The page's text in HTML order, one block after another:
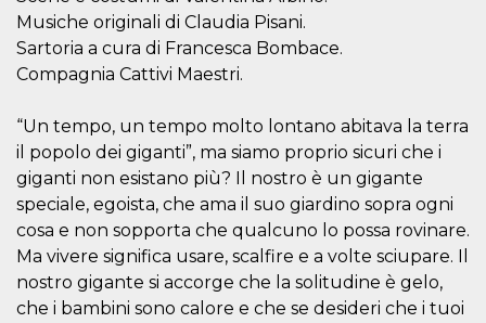
Musiche originali di Claudia Pisani.
Sartoria a cura di Francesca Bombace.
Compagnia Cattivi Maestri.
“Un tempo, un tempo molto lontano abitava la terra
il popolo dei giganti”, ma siamo proprio sicuri che i
giganti non esistano più? Il nostro è un gigante
speciale, egoista, che ama il suo giardino sopra ogni
cosa e non sopporta che qualcuno lo possa rovinare.
Ma vivere significa usare, scalfire e a volte sciupare. Il
nostro gigante si accorge che la solitudine è gelo,
che i bambini sono calore e che se desideri che i tuoi
wordpress_test_cookie
Automattic
.oooh.events
PHPSESSID
PHP.net
oooh.events
Sesión
Cookie
generada por
aplicaciones
basadas en el
lenguaje PHP.
Este es un
identificador de
propósito
general que se
utiliza para
mantener las
variables de